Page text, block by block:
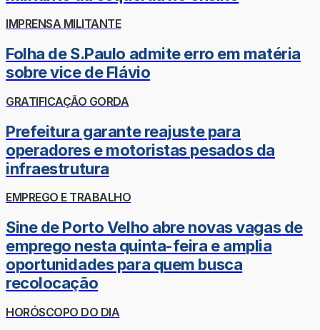
IMPRENSA MILITANTE
Folha de S.Paulo admite erro em matéria
sobre vice de Flávio
GRATIFICAÇÃO GORDA
Prefeitura garante reajuste para
operadores e motoristas pesados da
infraestrutura
EMPREGO E TRABALHO
Sine de Porto Velho abre novas vagas de
emprego nesta quinta-feira e amplia
oportunidades para quem busca
recolocação
HORÓSCOPO DO DIA